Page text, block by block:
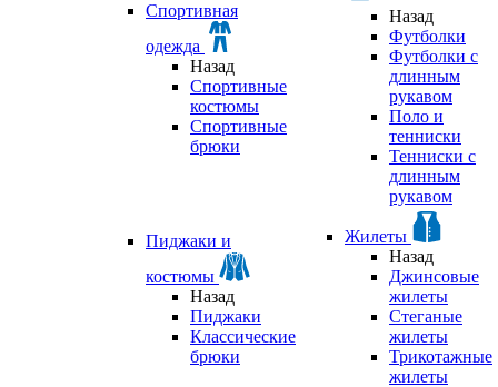
Спортивная
одежда
Назад
Спортивные
костюмы
Спортивные
брюки
Назад
Футболки
Футболки с
длинным
рукавом
Поло и
тенниски
Тенниски с
длинным
рукавом
Пиджаки и
костюмы
Назад
Пиджаки
Классические
брюки
Жилеты
Назад
Джинсовые
жилеты
Стеганые
жилеты
Трикотажные
жилеты